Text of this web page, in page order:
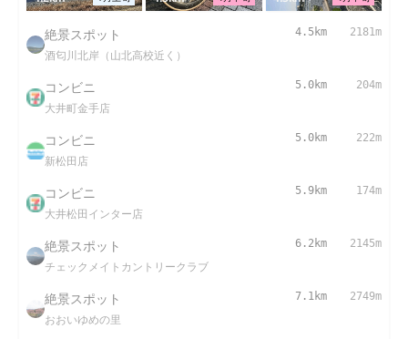
絶景スポット
酒匂川北岸（山北高校近く）
4.5km 2181m
コンビニ
大井町金手店
5.0km 204m
コンビニ
新松田店
5.0km 222m
コンビニ
大井松田インター店
5.9km 174m
絶景スポット
チェックメイトカントリークラブ
6.2km 2145m
絶景スポット
おおいゆめの里
7.1km 2749m